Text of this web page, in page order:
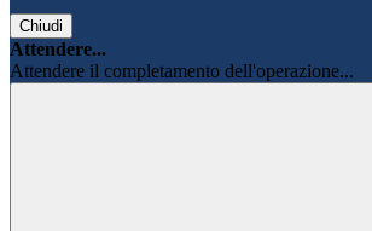
Chiudi
Attendere...
Attendere il completamento dell'operazione...